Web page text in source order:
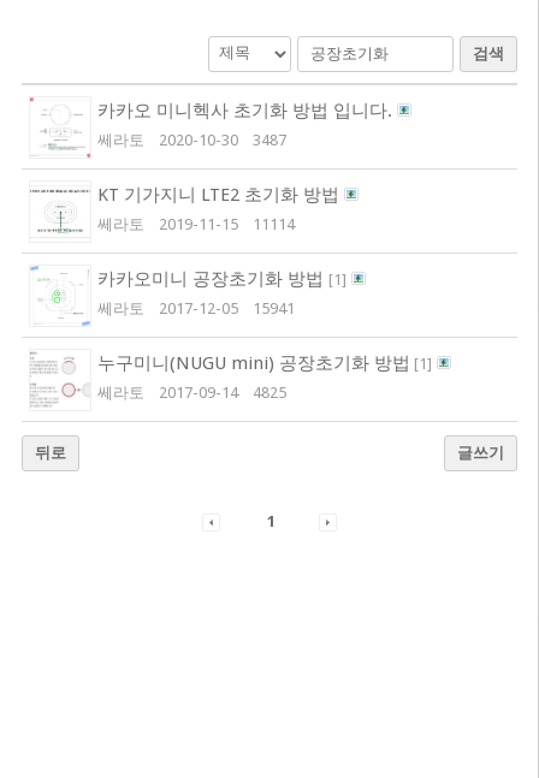
검색
카카오 미니헥사 초기화 방법 입니다.
쎄라토 2020-10-30 3487
KT 기가지니 LTE2 초기화 방법
쎄라토 2019-11-15 11114
카카오미니 공장초기화 방법 [1]
쎄라토
2017-12-05 15941
누구미니(NUGU mini) 공장초기화 방법 [1]
쎄라토
2017-09-14 4825
뒤로 글쓰기
1